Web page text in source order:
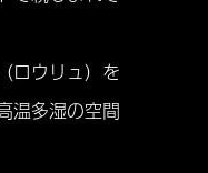
ロウリュ）を
温多湿の空間